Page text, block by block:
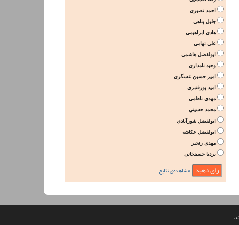
احمد نصیری
جلیل پناهی
هادی ابراهیمی
علی تهامی
ابولفضل هاشمی
وحید نامداری
امیر حسین عسگری
امید پورقنبری
مهدی ناظمی
محمد حسینی
ابولفضل شورآبادی
ابولفضل عکاشه
مهدی رنجبر
بردیا حسینخانی
مشاهده‌ی نتایج